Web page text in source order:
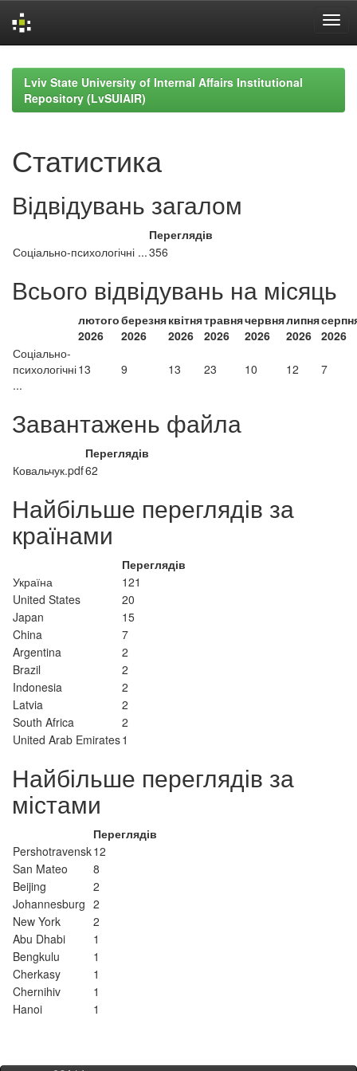
navigationLviv State University of Internal Affairs Institutional
Repository (LvSUIAIR)
Статистика
Відвідувань загалом
Переглядів
Соціально-психологічні ...356
Всього відвідувань на місяць
лютого
2026
березня
2026
квітня
2026
травня
2026
червня
2026
липня
2026 2026
Соціально-
психологічні
...
13 9 13 23 10 12 7
Завантажень файла
Переглядів
Ковальчук.pdf62
Найбільше переглядів за
країнами
Переглядів
Україна
121
United States
20
Japan
15
China
7
Argentina
2
Brazil
2
Indonesia
2
Latvia
2
South Africa
2
United Arab Emirates1
Найбільше переглядів за
містами
Переглядів
Pershotravensk12
San Mateo
8
Beijing
2
Johannesburg 2
New York
2
Abu Dhabi
1
Bengkulu
1
Cherkasy
1
Chernihiv
1
Hanoi
1